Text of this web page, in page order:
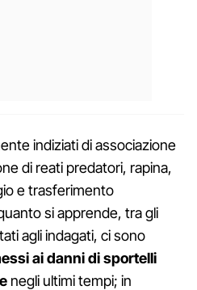
indiziati di associazione
di reati predatori, rapina,
e trasferimento
si apprende, tra gli
agli indagati, ci sono
ai danni di sportelli
negli ultimi tempi; in